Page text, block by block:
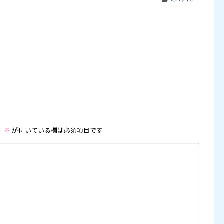
※ が付いている欄は必須項目です